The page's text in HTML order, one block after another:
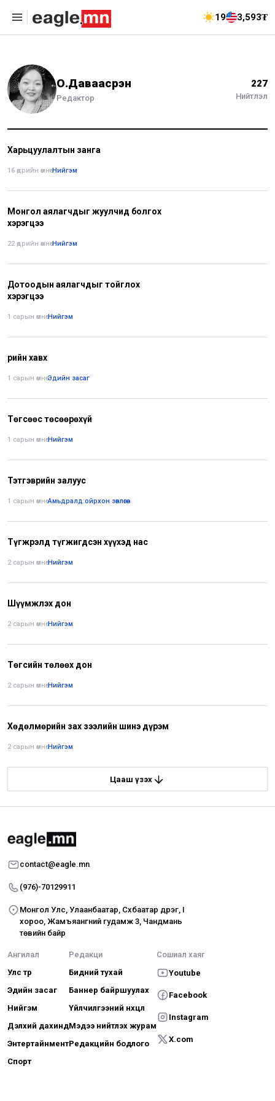
19 3,593₮
О.Даваасүрэн
Редактор
227
Нийтлэл
Харьцуулалтын занга
16 өдрийн өмнө•Нийгэм
Монгол аялагчдыг жуулчид болгох
хэрэгцээ
22 өдрийн өмнө•Нийгэм
Дотоодын аялагчдыг тойглох
хэрэгцээ
1 сарын өмнө•Нийгэм
Өрийн хавх
1 сарын өмнө•Эдийн засаг
Төгсөөс төсөөрөхүй
1 сарын өмнө•Нийгэм
Тэтгэврийн залуус
1 сарын өмнө•Амьдралд ойрхон зөвлөгөө
Түгжрэлд түгжигдсэн хүүхэд нас
2 сарын өмнө•Нийгэм
Шүүмжлэх дон
2 сарын өмнө•Нийгэм
Төгсийн төлөөх дон
2 сарын өмнө•Нийгэм
Хөдөлмөрийн зах зээлийн шинэ дүрэм
2 сарын өмнө•Нийгэм
Цааш үзэх
contact@eagle.mn
(976)-70129911
Монгол Улс, Улаанбаатар, Сүхбаатар дүүрэг, I
хороо, Жамъяангүний гудамж 3, Чандмань
төвийн байр
Ангилал
Улс төр
Эдийн засаг
Нийгэм
Дэлхий дахинд
Энтертайнмент
Спорт
Редакци
Бидний тухай
Баннер байршуулах
Үйлчилгээний нөхцөл
Мэдээ нийтлэх журам
Редакцийн бодлого
Сошиал хаяг
Youtube
Facebook
Instagram
X.com